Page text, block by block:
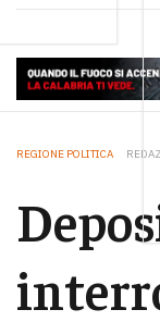
REGIONE POLITICA